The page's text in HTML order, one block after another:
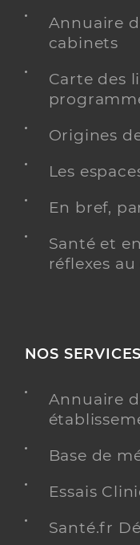
Annuaire
cabinets
Carte des
Origines
Les
En bref,
Santé et
réflexes
NOS SERVICES
Annuaire
Base de
Essais
Santé.fr